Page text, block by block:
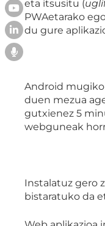
eta itsusitu (
PWAetarako
du gure
Android
duen mezua
gutxienez 5
webguneak
Instalatuz gero
bistaratuko da